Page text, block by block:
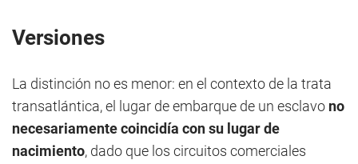
Versiones
La distinción no es menor: en el contexto de la trata
transatlántica, el lugar de embarque de un esclavo no
necesariamente coincidía con su lugar de
nacimiento, dado que los circuitos comerciales